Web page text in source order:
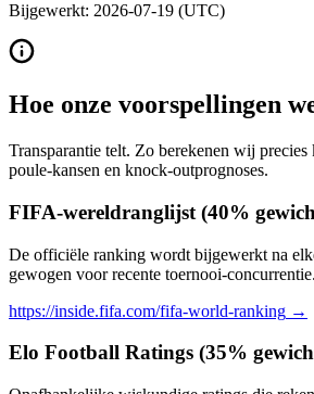
Bijgewerkt: 2026-07-19 (UTC)
Hoe onze voorspellingen
Transparantie telt. Zo berekenen wij precies
poule-kansen en knock-outprognoses.
FIFA-wereldranglijst (40%
De officiële ranking wordt bijgewerkt na
gewogen voor recente toernooi-concurrentie.
https://inside.fifa.com/fifa-world-ranking →
Elo Football Ratings (35%